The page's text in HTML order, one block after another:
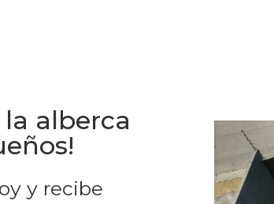
la alberca
y recibe